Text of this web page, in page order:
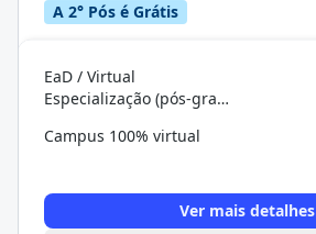
A 2° Pós é Grátis
EaD / Virtual
Especialização (pós-graduação)
Campus 100% virtual
Ver mais detalhes